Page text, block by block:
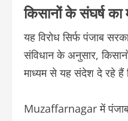
किसानों के संघर्ष
यह विरोध सिर्फ पंजाब
संविधान के अनुसार,
माध्यम से यह संदेश दे रहे हैं
Muzaffarnagar में पंजाब